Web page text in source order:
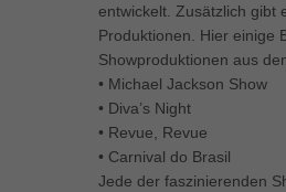
entwickelt. Zusätzlich gibt
Produktionen. Hier einige
Showproduktionen aus
• Michael Jackson Show
• Diva’s Night
• Revue, Revue
• Carnival do Brasil
Jede der faszinierenden
Cookie-
Marketing (1)
Marketing-Cookies werden von
um personalisierte Werbung anzuzeigen.
Besucher über Websites hinweg verfolgen.
Cookie-Informationen